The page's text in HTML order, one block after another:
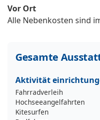
Vor Ort
Alle Nebenkosten sind
Gesamte
Aktivität
Fahrradverleih
Hochseeangelfahrten
Kitesurfen